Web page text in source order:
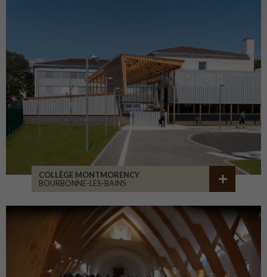
COLLÈGE MONTMORENCY
BOURBONNE-LES-BAINS